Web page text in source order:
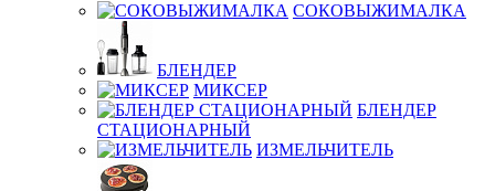
СОКОВЫЖИМАЛКА
БЛЕНДЕР
МИКСЕР
БЛЕНДЕР
СТАЦИОНАРНЫЙ
ИЗМЕЛЬЧИТЕЛЬ